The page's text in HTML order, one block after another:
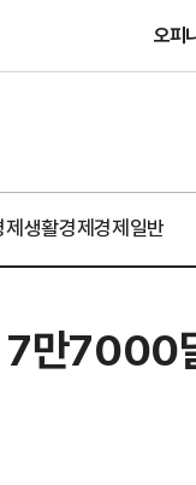
오피
제생활경제경제일반
만7000